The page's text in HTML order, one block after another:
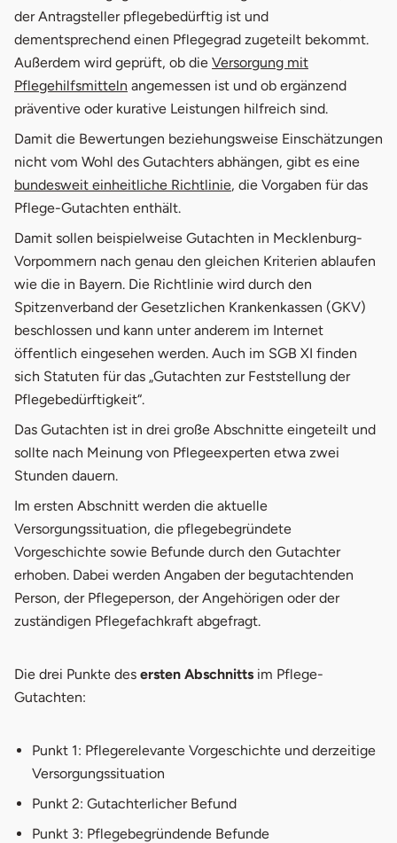
der Antragsteller pflegebedürftig ist und
dementsprechend einen Pflegegrad zugeteilt bekommt.
Außerdem wird geprüft, ob die Versorgung mit
Pflegehilfsmitteln angemessen ist und ob ergänzend
präventive oder kurative Leistungen hilfreich sind.
Damit die Bewertungen beziehungsweise Einschätzungen
nicht vom Wohl des Gutachters abhängen, gibt es eine
bundesweit einheitliche Richtlinie, die Vorgaben für das
Pflege-Gutachten enthält.
Damit sollen beispielweise Gutachten in Mecklenburg-
Vorpommern nach genau den gleichen Kriterien ablaufen
wie die in Bayern. Die Richtlinie wird durch den
Spitzenverband der Gesetzlichen Krankenkassen (GKV)
beschlossen und kann unter anderem im Internet
öffentlich eingesehen werden. Auch im SGB XI finden
sich Statuten für das „Gutachten zur Feststellung der
Pflegebedürftigkeit“.
Das Gutachten ist in drei große Abschnitte eingeteilt und
sollte nach Meinung von Pflegeexperten etwa zwei
Stunden dauern.
Im ersten Abschnitt werden die aktuelle
Versorgungssituation, die pflegebegründete
Vorgeschichte sowie Befunde durch den Gutachter
erhoben. Dabei werden Angaben der begutachtenden
Person, der Pflegeperson, der Angehörigen oder der
zuständigen Pflegefachkraft abgefragt.
Die drei Punkte des ersten Abschnitts im Pflege-
Gutachten:
Punkt 1: Pflegerelevante Vorgeschichte und derzeitige
Versorgungssituation
Punkt 2: Gutachterlicher Befund
Punkt 3: Pflegebegründende Befunde